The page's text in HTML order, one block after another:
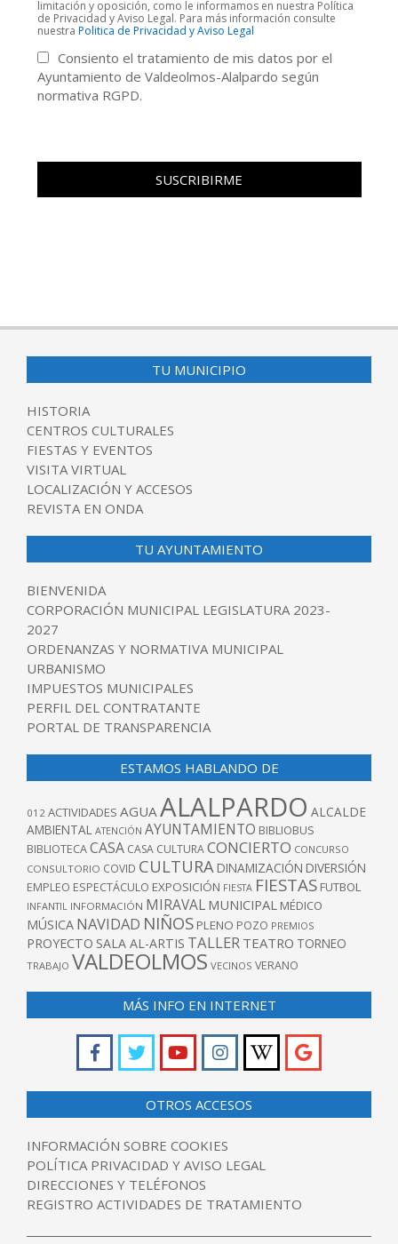
limitación y oposición, como le informamos en nuestra Política
de Privacidad y Aviso Legal. Para más información consulte
nuestra Politica de Privacidad y Aviso Legal
Consiento el tratamiento de mis datos por el
Ayuntamiento de Valdeolmos-Alalpardo según
normativa RGPD.
TU MUNICIPIO
HISTORIA
CENTROS CULTURALES
FIESTAS Y EVENTOS
VISITA VIRTUAL
LOCALIZACIÓN Y ACCESOS
REVISTA EN ONDA
TU AYUNTAMIENTO
BIENVENIDA
CORPORACIÓN MUNICIPAL LEGISLATURA 2023-
2027
ORDENANZAS Y NORMATIVA MUNICIPAL
URBANISMO
IMPUESTOS MUNICIPALES
PERFIL DEL CONTRATANTE
PORTAL DE TRANSPARENCIA
ESTAMOS HABLANDO DE
012 ACTIVIDADES AGUA ALALPARDO ALCALDE
AMBIENTAL ATENCIÓN AYUNTAMIENTO BIBLIOBUS
BIBLIOTECACASA CASA CULTURACONCIERTO CONCURSO
CONSULTORIO COVID CULTURA DINAMIZACIÓN DIVERSIÓN
EMPLEO ESPECTÁCULO EXPOSICIÓN FIESTA FIESTAS FUTBOL
INFANTIL INFORMACIÓN MIRAVAL MUNICIPAL MÉDICO
MÚSICA NAVIDAD NIÑOS PLENO POZO PREMIOS
PROYECTO SALA AL-ARTIS TALLER TEATRO TORNEO
TRABAJO VALDEOLMOS VECINOS VERANO
MÁS INFO EN INTERNET
OTROS ACCESOS
INFORMACIÓN SOBRE COOKIES
POLÍTICA PRIVACIDAD Y AVISO LEGAL
DIRECCIONES Y TELÉFONOS
REGISTRO ACTIVIDADES DE TRATAMIENTO